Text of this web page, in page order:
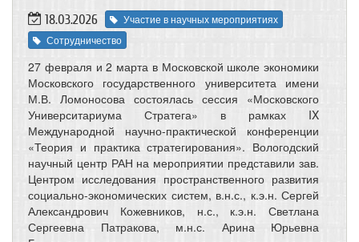
18.03.2026
Участие в научных мероприятиях
Сотрудничество
27 февраля и 2 марта в Московской школе экономики
Московского государственного университета имени
М.В. Ломоносова состоялась сессия «Московского
Университариума Стратега» в рамках IX
Международной научно-практической конференции
«Теория и практика стратегирования». Вологодский
научный центр РАН на мероприятии представили зав.
Центром исследования пространственного развития
социально-экономических систем, в.н.с., к.э.н. Сергей
Александрович Кожевников, н.с., к.э.н. Светлана
Сергеевна Патракова, м.н.с. Арина Юрьевна